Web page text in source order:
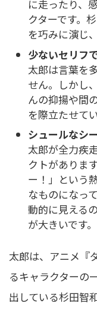
に走ったり、
クターです。
を巧みに演じ
少ないセリフ
太郎は言葉を
せん。しかし
んの抑揚や間
を際立たせてい
シュールなシ
太郎が全力疾
クトがありま
ー！」という
なものになっ
動的に見える
が大きいです。
太郎は、アニメ『
るキャラクターの
出している杉田智